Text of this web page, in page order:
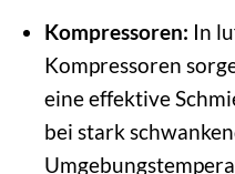
Kompressoren: In
Kompressoren
eine effektive
bei stark